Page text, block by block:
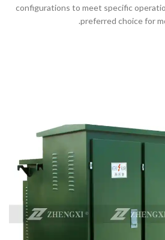
configurations to meet specific
preferred choice for